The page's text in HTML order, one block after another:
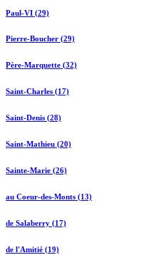
Paul-VI (29)
Pierre-Boucher (29)
Père-Marquette (32)
Saint-Charles (17)
Saint-Denis (28)
Saint-Mathieu (20)
Sainte-Marie (26)
au Coeur-des-Monts (13)
de Salaberry (17)
de l'Amitié (19)